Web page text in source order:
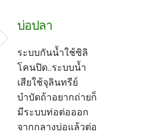
บ่อปลา
ระบบกันน้ำใช้ซิลิ
โคนปิด..ระบบน้ำ
เสียใช้จุลินทรีย์
บำบัดถ้าอยากถ่ายก็
มีระบบท่อต่อออก
จากกลางบ่อแล้วต่อ